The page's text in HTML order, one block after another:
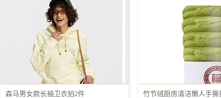
森马男女款长袖卫衣拍2件